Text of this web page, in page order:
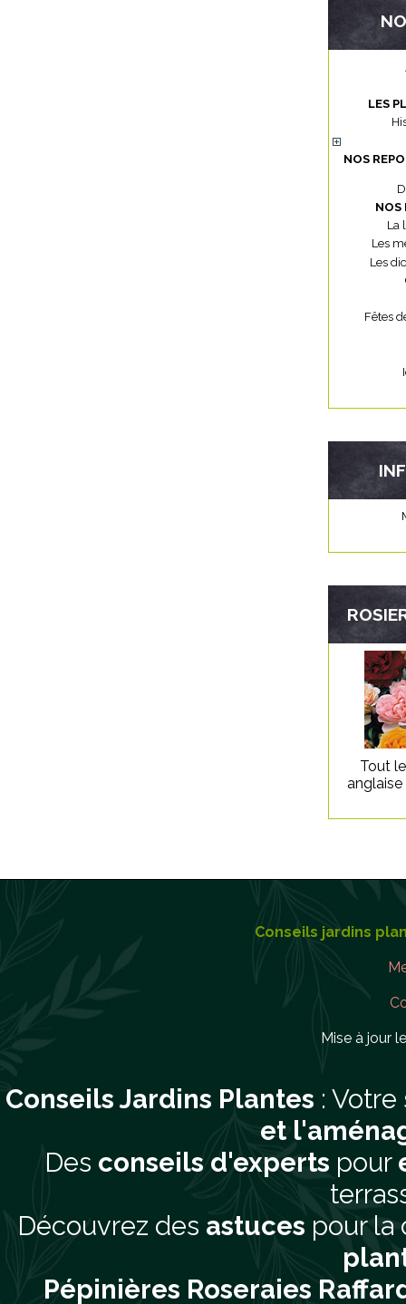
LES
NOS
NOS
La
Les
Les
Fêtes
Tout
Conseils jardins
Mise à jour
Conseils Jardins Plantes :
et
Des conseils d'experts pour
Découvrez des astuces pour
Pépinières Roseraies